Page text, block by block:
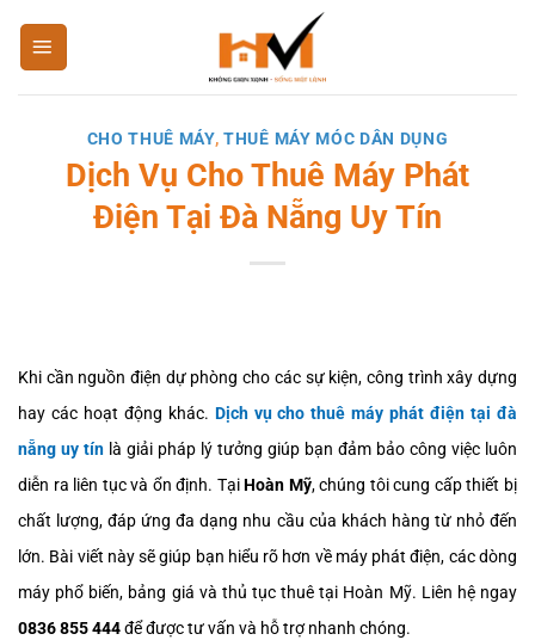
qua
nội
CHO THUÊ MÁY,THUÊ MÁY MÓC DÂN DỤNG
Dịch Vụ Cho Thuê Máy Phát
Điện Tại Đà Nẵng Uy Tín
Khi cần nguồn điện dự phòng cho các sự kiện, công trình xây dựng
hay các hoạt động khác. Dịch vụ cho thuê máy phát điện tại đà
nẵng uy tín là giải pháp lý tưởng giúp bạn đảm bảo công việc luôn
diễn ra liên tục và ổn định. TạiHoàn Mỹ, chúng tôi cung cấp thiết bị
chất lượng, đáp ứng đa dạng nhu cầu của khách hàng từ nhỏ đến
lớn. Bài viết này sẽ giúp bạn hiểu rõ hơn về máy phát điện, các dòng
máy phổ biến, bảng giá và thủ tục thuê tại Hoàn Mỹ. Liên hệ ngay
0836 855 444để được tư vấn và hỗ trợ nhanh chóng.